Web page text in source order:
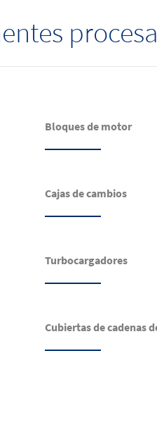
Bloques de motor
Cajas de cambios
Turbocargadores
Cubiertas de cadenas